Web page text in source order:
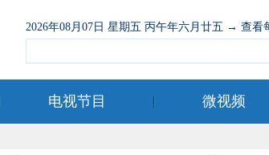
2026年08月07日 星期五 丙午年六月廿五 → 查看
电视节目 微视频